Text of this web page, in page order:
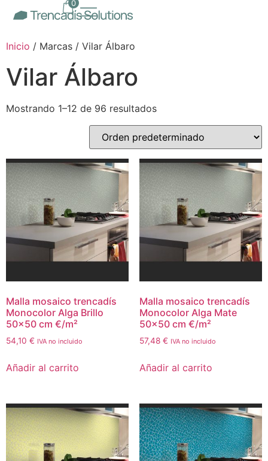
0
Inicio / Marcas / Vilar Álbaro
Vilar Álbaro
Mostrando 1–12 de 96 resultados
Malla mosaico trencadís
Monocolor Alga Brillo
50×50 cm €/m²
54,10 € IVA no incluido
Añadir al carrito
Malla mosaico trencadís
Monocolor Alga Mate
50×50 cm €/m²
57,48 € IVA no incluido
Añadir al carrito